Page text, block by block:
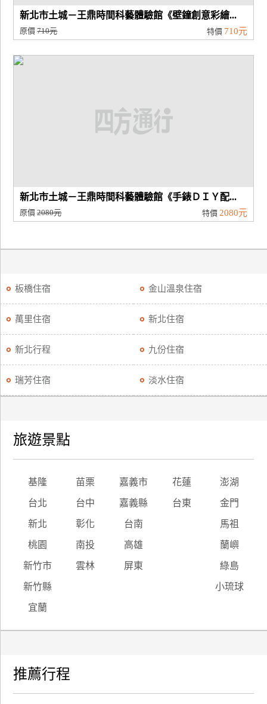
新北市土城－王鼎時間科藝體驗館《壁鐘創意彩繪...
原價710元 特價 710元
新北市土城－王鼎時間科藝體驗館《手錶ＤＩＹ配...
原價2080元 特價 2080元
板橋住宿 金山溫泉住宿
萬里住宿 新北住宿
新北行程 九份住宿
瑞芳住宿 淡水住宿
旅遊景點
基隆 苗栗 嘉義市 花蓮 澎湖
台北 台中 嘉義縣 台東 金門
新北 彰化 台南 馬祖
桃園 南投 高雄 蘭嶼
新竹市 雲林 屏東 綠島
新竹縣 小琉球
宜蘭
推薦行程